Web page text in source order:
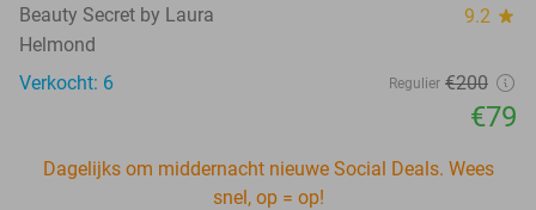
Beauty Secret by Laura 9.2 star
Helmond
Verkocht: 6
Regulier €200
€79
Dagelijks om middernacht nieuwe Social Deals. Wees
snel, op = op!